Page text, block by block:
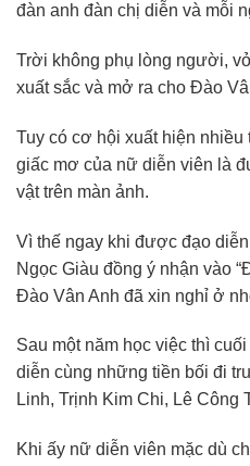
đàn anh đàn chị diễn và mỗi
Trời không phụ lòng người,
xuất sắc và mở ra cho Đào
Tuy có cơ hội xuất hiện
giấc mơ của nữ diễn viên là
vật trên màn ảnh.
Vì thế ngay khi được đạo
Ngọc Giàu đồng ý nhận vào
Đào Vân Anh đã xin nghỉ ở
Sau một năm học việc thì
diễn cùng những tiền bối đi
Linh, Trịnh Kim Chi, Lê Công
Khi ấy nữ diễn viên mặc dù